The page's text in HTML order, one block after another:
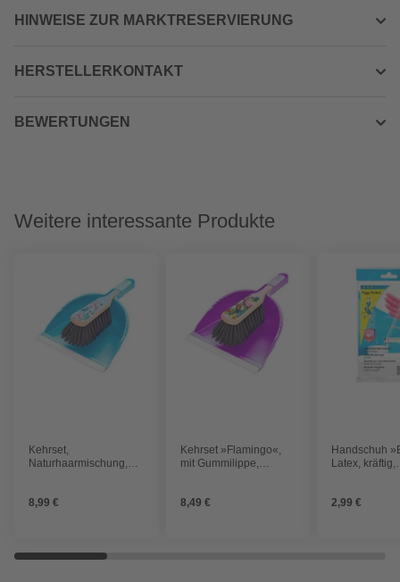
HINWEISE ZUR MARKTRESERVIERUNG
HERSTELLERKONTAKT
BEWERTUNGEN
Weitere interessante Produkte
Kehrset,
Naturhaarmischung,
8,99 €
Kehrset »Flamingo«,
mit Gummilippe,
8,49 €
Handschuh
Latex, kräftig,
2,99 €